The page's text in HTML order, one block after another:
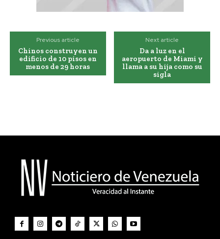
Previous article
Chinos construyen un
edificio de 10 pisos en
menos de 29 horas
Next article
Da a luz en el
aeropuerto de Miami y
llama a su hija como su
sigla